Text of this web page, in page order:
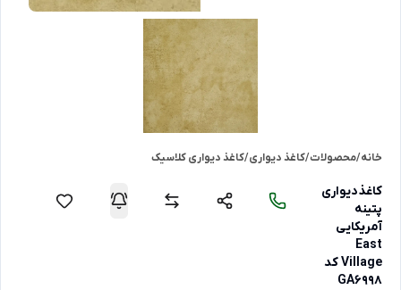
خانه/محصولات/کاغذ دیواری/کاغذ دیواری کلاسیک
کاغذدیواری
پتینه
آمریکایی
East
Village کد
GA6998